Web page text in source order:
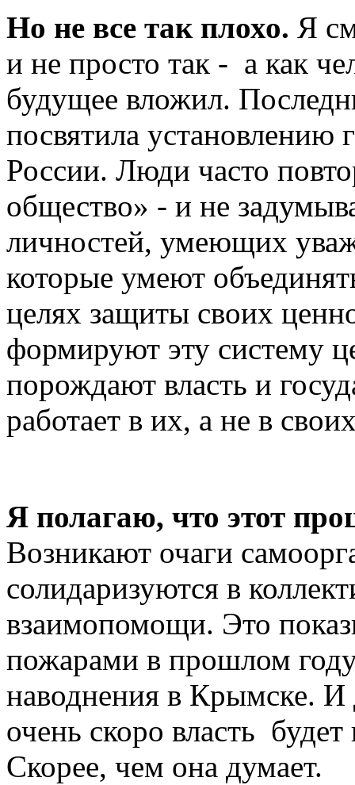
Но не все так плохо. Я
и не просто так - а как
будущее вложил.
посвятила установлению
России. Люди часто
общество» - и не
личностей, умеющих
которые умеют
целях защиты своих
формируют эту систему
порождают власть и
работает в их, а не в
Я полагаю, что этот
Возникают очаги
солидаризуются в
взаимопомощи. Это
пожарами в прошлом
наводнения в Крымске.
очень скоро власть
Скорее, чем она думает.